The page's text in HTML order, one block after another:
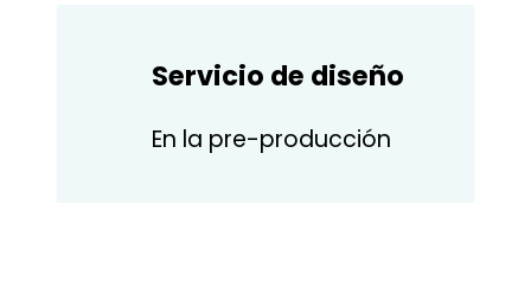
Servicio de diseño
En la pre-producción